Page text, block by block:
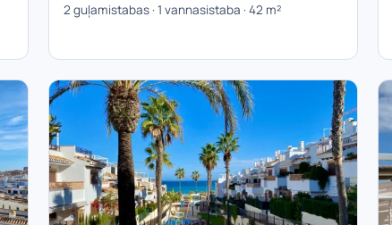
2 guļamistabas · 1 vannasistaba · 42 m²